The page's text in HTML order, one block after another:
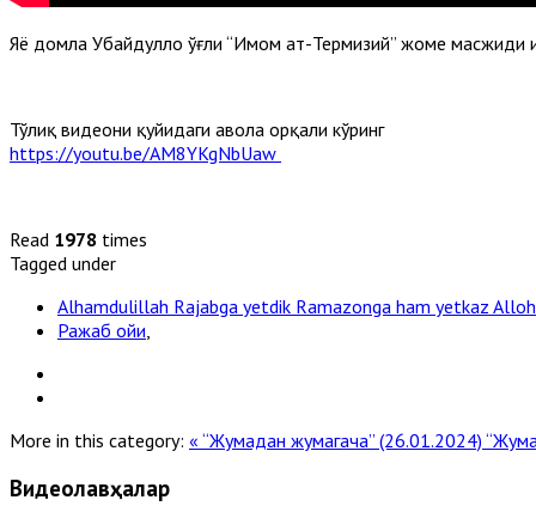
Яҳё домла Убайдуллоҳ ўғли “Имом ат-Термизий” жоме
Тўлиқ видеони қуйидаги ҳавола орқали кўринг
https://youtu.be/AM8YKgNbUaw
Read 1978 times
Tagged under
Alhamdulillah Rajabga yetdik Ramazonga ham yetkaz
Ражаб ойи
More in this category: « “Жумадан жумагача” (26.01.2024)
Видеолавҳалар